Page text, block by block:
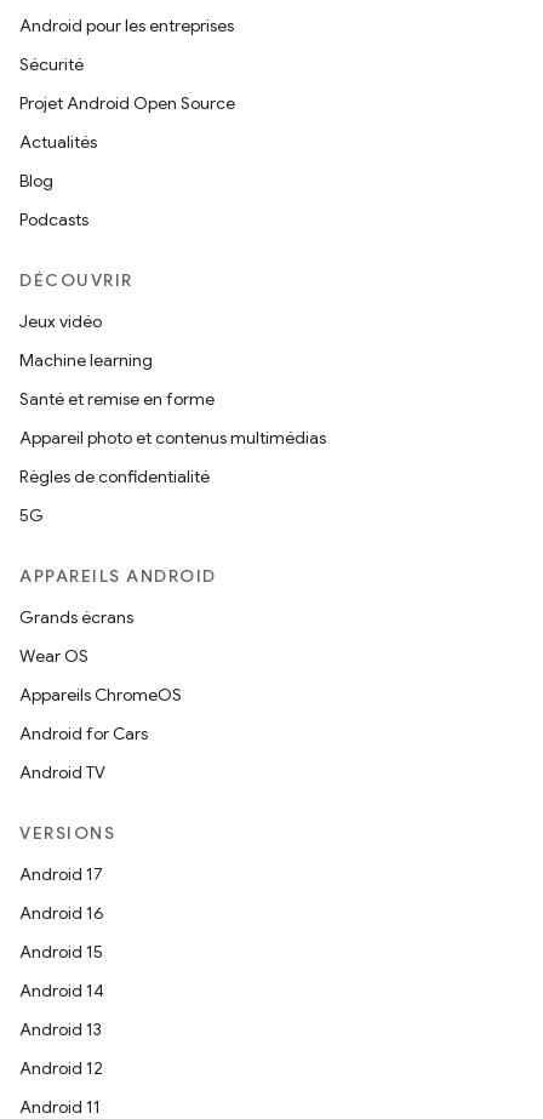
Android pour les entreprises
Sécurité
Projet Android Open Source
Actualités
Blog
Podcasts
DÉCOUVRIR
Jeux vidéo
Machine learning
Santé et remise en forme
Appareil photo et contenus multimédias
Règles de confidentialité
5G
APPAREILS ANDROID
Grands écrans
Wear OS
Appareils ChromeOS
Android for Cars
Android TV
VERSIONS
Android 17
Android 16
Android 15
Android 14
Android 13
Android 12
Android 11